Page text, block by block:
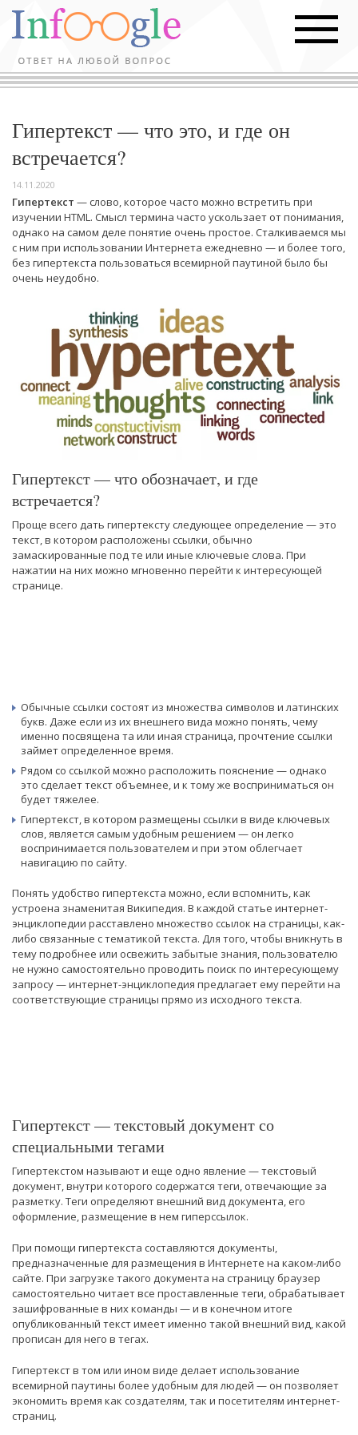
Гипертекст — что это, и где он
встречается?
14.11.2020
Гипертекст — слово, которое часто можно встретить при
изучении HTML. Смысл термина часто ускользает от понимания,
однако на самом деле понятие очень простое. Сталкиваемся мы
с ним при использовании Интернета ежедневно — и более того,
без гипертекста пользоваться всемирной паутиной было бы
очень неудобно.
Гипертекст — что обозначает, и где
встречается?
Проще всего дать гипертексту следующее определение — это
текст, в котором расположены ссылки, обычно
замаскированные под те или иные ключевые слова. При
нажатии на них можно мгновенно перейти к интересующей
странице.
Обычные ссылки состоят из множества символов и латинских
букв. Даже если из их внешнего вида можно понять, чему
именно посвящена та или иная страница, прочтение ссылки
займет определенное время.
Рядом со ссылкой можно расположить пояснение — однако
это сделает текст объемнее, и к тому же восприниматься он
будет тяжелее.
Гипертекст, в котором размещены ссылки в виде ключевых
слов, является самым удобным решением — он легко
воспринимается пользователем и при этом облегчает
навигацию по сайту.
Понять удобство гипертекста можно, если вспомнить, как
устроена знаменитая Википедия. В каждой статье интернет-
энциклопедии расставлено множество ссылок на страницы, как-
либо связанные с тематикой текста. Для того, чтобы вникнуть в
тему подробнее или освежить забытые знания, пользователю
не нужно самостоятельно проводить поиск по интересующему
запросу — интернет-энциклопедия предлагает ему перейти на
соответствующие страницы прямо из исходного текста.
Гипертекст — текстовый документ со
специальными тегами
Гипертекстом называют и еще одно явление — текстовый
документ, внутри которого содержатся теги, отвечающие за
разметку. Теги определяют внешний вид документа, его
оформление, размещение в нем гиперссылок.
При помощи гипертекста составляются документы,
предназначенные для размещения в Интернете на каком-либо
сайте. При загрузке такого документа на страницу браузер
самостоятельно читает все проставленные теги, обрабатывает
зашифрованные в них команды — и в конечном итоге
опубликованный текст имеет именно такой внешний вид, какой
прописан для него в тегах.
Гипертекст в том или ином виде делает использование
всемирной паутины более удобным для людей — он позволяет
экономить время как создателям, так и посетителям интернет-
страниц.